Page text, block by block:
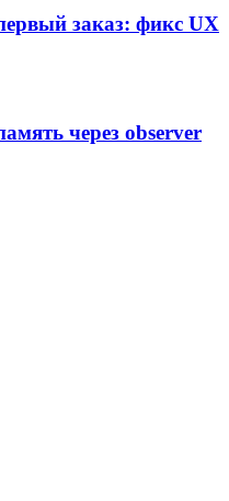
заказ: фикс UX
через observer